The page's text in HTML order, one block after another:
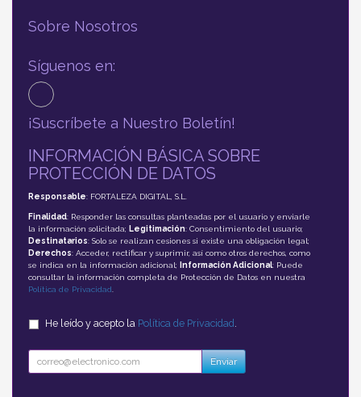
Sobre Nosotros
Síguenos en:
¡Suscríbete a Nuestro Boletín!
INFORMACIÓN BÁSICA SOBRE
PROTECCIÓN DE DATOS
Responsable: FORTALEZA DIGITAL, S.L.
Finalidad: Responder las consultas planteadas por el usuario y enviarle
la información solicitada; Legitimación: Consentimiento del usuario;
Destinatarios: Solo se realizan cesiones si existe una obligación legal;
Derechos: Acceder, rectificar y suprimir, así como otros derechos, como
se indica en la información adicional;
Información Adicional: Puede
consultar la información completa de Protección de Datos en nuestra
Política de Privacidad
He leído y acepto la Política de Privacidad .
Enviar